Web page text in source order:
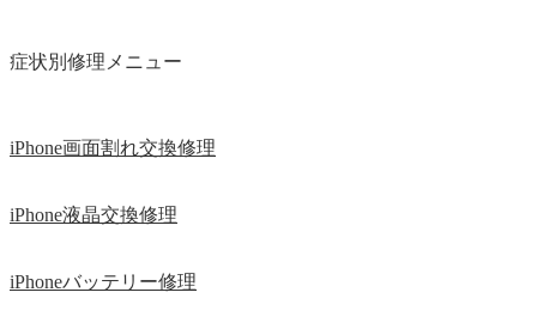
症状別修理メニュー
iPhone画面割れ交換修理
iPhone液晶交換修理
iPhoneバッテリー修理